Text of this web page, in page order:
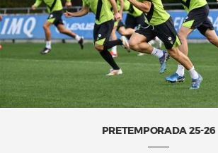
PRETEMPORADA 25-26